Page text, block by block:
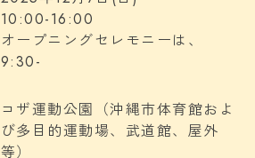
10:00-16:00
オープニングセレモニーは、
9:30-
コザ運動公園（沖縄市体育館およ
び多目的運動場、武道館、屋外
等）